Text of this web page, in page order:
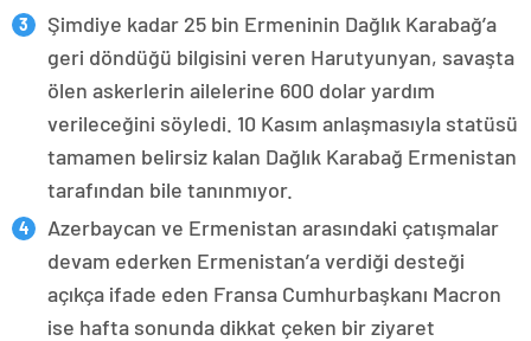
Şimdiye kadar 25 bin Ermeninin Dağlık Karabağ’a
geri döndüğü bilgisini veren Harutyunyan, savaşta
ölen askerlerin ailelerine 600 dolar yardım
verileceğini söyledi. 10 Kasım anlaşmasıyla statüsü
tamamen belirsiz kalan Dağlık Karabağ Ermenistan
tarafından bile tanınmıyor.
Azerbaycan ve Ermenistan arasındaki çatışmalar
devam ederken Ermenistan’a verdiği desteği
açıkça ifade eden Fransa Cumhurbaşkanı Macron
ise hafta sonunda dikkat çeken bir ziyaret